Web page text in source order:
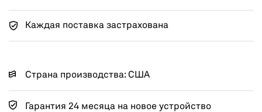
Каждая поставка застрахована
Страна производства: США
Гарантия 24 месяца на новое устройство